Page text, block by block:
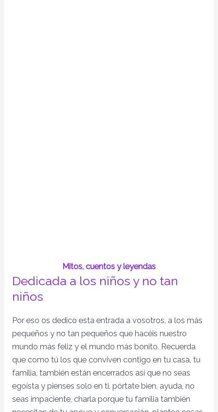
Mitos, cuentos y leyendas
Dedicada a los niños y no tan
niños
Por eso os dedico esta entrada a vosotros, a los más
pequeños y no tan pequeños que hacéis nuestro
mundo más feliz y el mundo más bonito. Recuerda
que como tú los que conviven contigo en tu casa, tu
familia, también están encerrados así que no seas
egoísta y pienses solo en ti, pórtate bien, ayuda, no
seas impaciente, charla porque tu familia también